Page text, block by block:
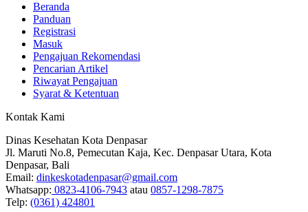
Beranda
Panduan
Registrasi
Masuk
Pengajuan Rekomendasi
Pencarian Artikel
Riwayat Pengajuan
Syarat & Ketentuan
Kontak Kami
Dinas Kesehatan Kota Denpasar
Jl. Maruti No.8, Pemecutan Kaja, Kec. Denpasar Utara, Kota
Denpasar, Bali
Email: dinkeskotadenpasar@gmail.com
Whatsapp: 0823-4106-7943 atau 0857-1298-7875
Telp: (0361) 424801